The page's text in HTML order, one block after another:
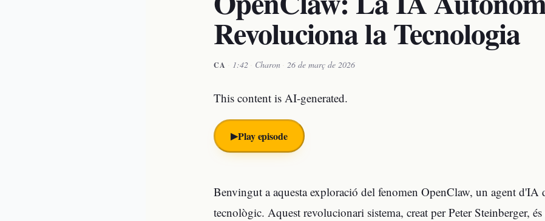
Revoluciona la Tecnologia
CA · 1:42 · Charon · 26 de març de 2026
This content is AI-generated.
▶︎Play episode
Benvingut a aquesta exploració del fenomen OpenClaw, un agent d'IA
tecnològic. Aquest revolucionari sistema, creat per Peter Steinberger,